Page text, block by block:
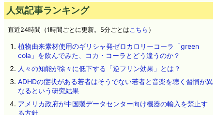
人気記事ランキング
直近24時間（1時間ごとに更新。5分ごとはこちら ）
植物由来素材使用のギリシャ発ゼロカロリーコーラ「green
cola」を飲んでみた、コカ・コーラとどう違うのか？
人々の知能が徐々に低下する「逆フリン効果」とは？
ADHDの症状がある若者はそうでない若者と音楽を聴く習慣が異
なるという研究結果
アメリカ政府が中国製データセンター向け機器の輸入を禁止す
る方針